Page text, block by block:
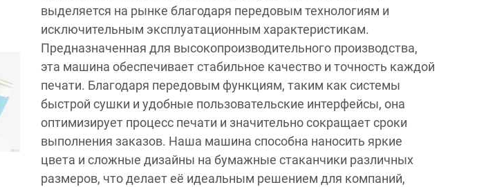
выделяется на рынке благодаря передовым технологиям и
исключительным эксплуатационным характеристикам.
Предназначенная для высокопроизводительного производства,
эта машина обеспечивает стабильное качество и точность каждой
печати. Благодаря передовым функциям, таким как системы
быстрой сушки и удобные пользовательские интерфейсы, она
оптимизирует процесс печати и значительно сокращает сроки
выполнения заказов. Наша машина способна наносить яркие
цвета и сложные дизайны на бумажные стаканчики различных
размеров, что делает её идеальным решением для компаний,